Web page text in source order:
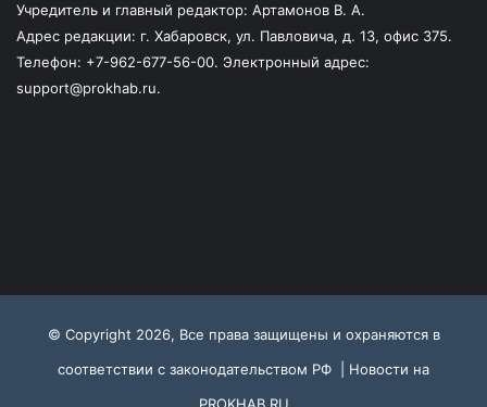
Учредитель и главный редактор: Артамонов В. А.
Адрес редакции: г. Хабаровск, ул. Павловича, д. 13, офис 375.
Телефон: +7-962-677-56-00. Электронный адрес:
support@prokhab.ru.
© Copyright 2026, Все права защищены и охраняются в
соответствии с законодательством РФ | Новости на